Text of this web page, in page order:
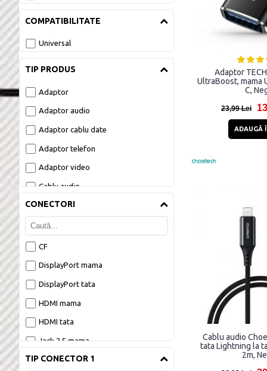
COMPATIBILITATE
Universal
TIP PRODUS
Adaptor
Adaptor audio
Adaptor cablu date
Adaptor telefon
Adaptor video
Cablu audio
Cablu date
Card Reader
CONECTORI
CF
DisplayPort mama
DisplayPort tata
HDMI mama
HDMI tata
Jack 2.5 mama
Jack 2.5 tata
TIP CONECTOR 1
Adaptor
UltraBoost, mama
C,
23,99 Lei
ADAUGĂ
Cablu audio
tata Lightning la
2m,